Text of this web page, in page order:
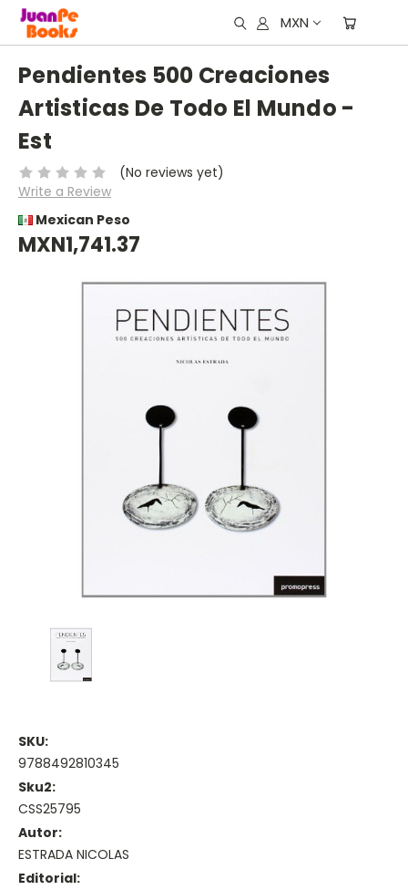
MXN
Pendientes 500 Creaciones
Artisticas De Todo El Mundo -
Est
(No reviews yet)
Write a Review
Mexican Peso
MXN1,741.37
SKU:
9788492810345
Sku2:
CSS25795
Autor:
ESTRADA NICOLAS
Editorial: